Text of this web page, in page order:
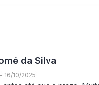
da Silva
- 16/10/2025